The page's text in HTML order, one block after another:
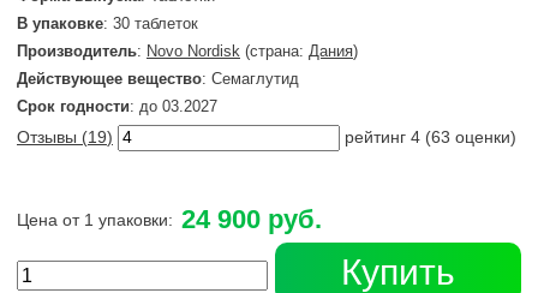
В упаковке: 30 таблеток
Производитель: Novo Nordisk (страна: Дания)
Действующее вещество: Семаглутид
Срок годности: до 03.2027
Отзывы (19) рейтинг 4 (63 оценки)
Цена от 1 упаковки: 24 900 руб.
Купить